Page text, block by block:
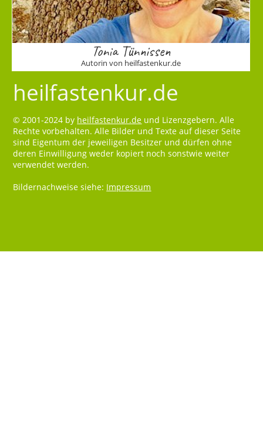
Tonia Tünnissen
Autorin von heilfastenkur.de
heilfastenkur.de
© 2001-2024 by heilfastenkur.de und Lizenzgebern. Alle
Rechte vorbehalten. Alle Bilder und Texte auf dieser Seite
sind Eigentum der jeweiligen Besitzer und dürfen ohne
deren Einwilligung weder kopiert noch sonstwie weiter
verwendet werden.
Bildernachweise siehe: Impressum